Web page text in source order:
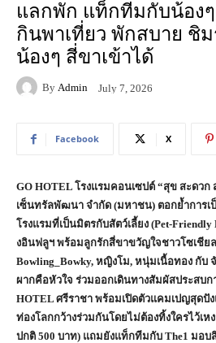
แลกพัก แท็กทีมกับน้องๆ
กินพาเที่ยว พักสบาย ชิ
น้องๆ สี่ขาเข้าได้
By Admin July 7, 2026
Facebook X
GO HOTEL โรงแรมคอนเซปต์ “สุข สะดว
เซ็นทรัลพัฒนา จำกัด (มหาชน) ตอกย้ำการ
โรงแรมที่เป็นมิตรกับสัตว์เลี้ยง (Pet-
งอินฟลูฯ พร้อมลูกรักสี่ขาขวัญใจชาวโซเชีย
Bowling_Bowky, หญิงโม, หนุ่มเนื้อทอง กับ
ผากคือหัวใจ ร่วมออกเดินทางสัมผัสประส
HOTEL ศรีราชา พร้อมเปิดตัวแคมเปญสุดปั
ท่องโลกกว้างร่วมกันโดยไม่ต้องทิ้งใครไว้เห
ปกติ 500 บาท) แถมยังแท็กทีมกับ The1 มอ